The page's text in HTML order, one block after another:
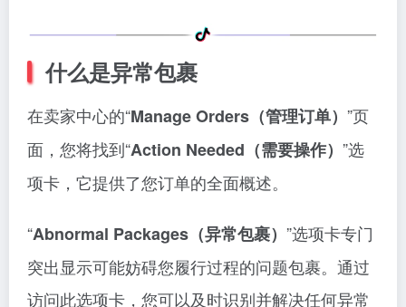
什么是异常包裹
在卖家中心的“Manage Orders（管理订单） ”页
面，您将找到“Action Needed（需要操作） ”选
项卡，它提供了您订单的全面概述。
“Abnormal Packages（异常包裹） ”选项卡专门
突出显示可能妨碍您履行过程的问题包裹。通过
访问此选项卡，您可以及时识别并解决任何异常